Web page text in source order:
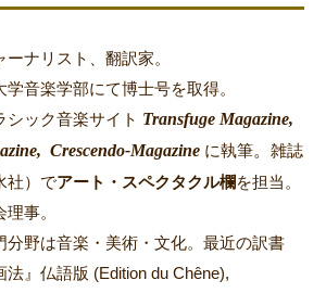
ナリスト、翻訳家。
音楽学部にて博士号を取得。
シック音楽サイト Transfuge Magazine,
Crescendo-Magazine に執筆。 雑誌
社）でアート・スペクタクル欄を担当。
事。
分野は音楽・美術・文化。最近の訳書
』仏語版 (Edition du Chêne),